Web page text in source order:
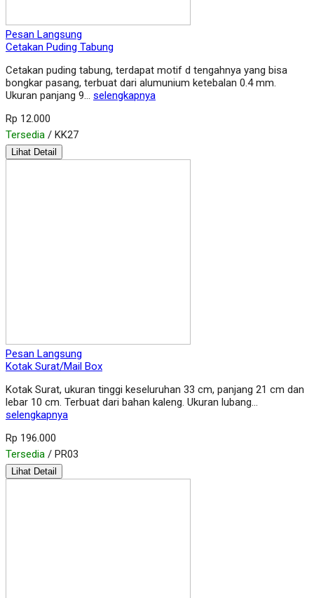
Pesan Langsung
Cetakan Puding Tabung
Cetakan puding tabung, terdapat motif d tengahnya yang bisa
bongkar pasang, terbuat dari alumunium ketebalan 0.4 mm.
Ukuran panjang 9… selengkapnya
Rp 12.000
Tersedia / KK27
Lihat Detail
Pesan Langsung
Kotak Surat/Mail Box
Kotak Surat, ukuran tinggi keseluruhan 33 cm, panjang 21 cm dan
lebar 10 cm. Terbuat dari bahan kaleng. Ukuran lubang…
selengkapnya
Rp 196.000
Tersedia / PR03
Lihat Detail